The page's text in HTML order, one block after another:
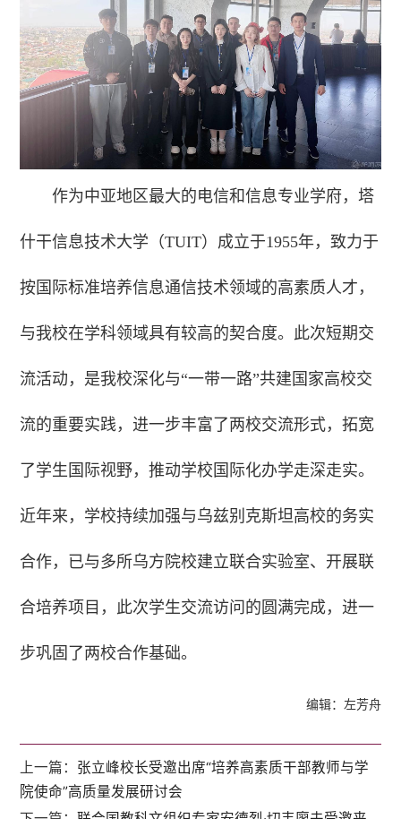
作为中亚地区最大的电信和信息专业学府，塔
什干信息技术大学（TUIT）成立于1955年，致力于
按国际标准培养信息通信技术领域的高素质人才，
与我校在学科领域具有较高的契合度。此次短期交
流活动，是我校深化与“一带一路”共建国家高校交
流的重要实践，进一步丰富了两校交流形式，拓宽
了学生国际视野，推动学校国际化办学走深走实。
近年来，学校持续加强与乌兹别克斯坦高校的务实
合作，已与多所乌方院校建立联合实验室、开展联
合培养项目，此次学生交流访问的圆满完成，进一
步巩固了两校合作基础。
编辑：左芳舟
上一篇： 张立峰校长受邀出席“培养高素质干部教师与学
院使命”高质量发展研讨会